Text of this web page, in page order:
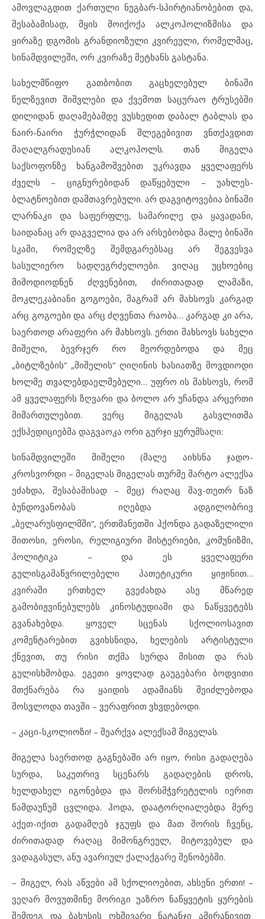
ამოვლაგდით ქართული ნუგბარ-სპირტიანობებით და,
შესაბამისად, მყის მოიქოქა ალკოჰოლიზმისა და
ყირაზე დგომის გრანდიოზული კვირეული, რომელმაც,
სინამდვილეში, ორ კვირაზე მეტხანს გასტანა.
სახელმწიფო გათბობით გაცხელებულ ბინაში
წელზევით შიშვლები და ქვემოთ საცურაო ტრუსებში
დილიდან დაღამებამდე ვუსხედით დაბალ ტაბლას და
ნაირ-ნაირი ჭურჭლიდან შლეგებივით ვნთქავდით
მაღალგრადუსიან ალკოჰოლს. თან მიგელა
საქსოფონზე ხანგამოშვებით უკრავდა ყველაფერს
ძველს – ციგნურებიდან დაწყებული – უახლეს-
ბლატნოებით დამთავრებული. არ დაგვიტოვებია ბინაში
ლარნაკი და საფერფლე, სამარილე და ყავადანი,
საიდანაც არ დაგველია და არ არსებობდა მალე ბინაში
სკამი, რომელზე შემდგარებსაც არ შეგვესვა
სასულიერო სადღეგრძელოები. ვიღაც უცხოებიც
მიმოდიოდნენ ძღვენებით, ძირითადად ლამაზი,
მოკლეკაბიანი გოგოები, მაგრამ არ მახსოვს კარგად
არც გოგოები და არც ძღვენთა რაობა… კარგად კი არა,
საერთოდ არაფერი არ მახსოვს. ერთი მახსოვს სახელი
მიშელი, ბევრჯერ რო მეორდებოდა და მეც
„ბიტლზების“ „მიშელის“ ღიღინის ხასიათზე მოვდიოდი
ხოლმე თვალებდაელმებული… უფრო ის მახსოვს, რომ
ამ ყველაფერს ზღვარი და ბოლო არ უჩანდა არცერთი
მიმართულებით. ვერც მიგელას გასვლითმა
ექსპედიციებმა დაგვაოკა ორი გურჯი ყურუმსაღი:
სინამდვილეში მიშელი (მალე აიხსნა ჯადო-
კროსვორდი – მიგელას მიგელას თურმე მარტო ალექსა
ეძახდა, შესაბამისად – მეც) რაღაც შავ-თეთრ ნაზ
ბუნდოვანობას იღებდა ადგილობრივ
„ბელარუსფილმში“, ერთმანეთში ჰქონდა გადაზელილი
მითოსი, ეროსი, რელიგიური მისტერიები, კომუნიზმი,
პოლიტიკა – და ეს ყველაფერი
გულისგამაწვრილებელი პათეტიკური ყიჟინით…
კვირაში ერთხელ გვეძახდა ასე მწარედ
გამობიჟვინებულებს კინოსტუდიაში და ნაწყვეტებს
გვანახებდა. ყოველ სცენას სქოლიოსავით
კომენტარებით გვიხსნიდა, ხელების არტისტული
ქნევით, თუ რისი თქმა სურდა მისით და რას
გულისხმობდა. ეგეთი ყოვლად გაუგებარი ბოდვითი
მთქნარება რა ყაიდის ადამიანს შეიძლებოდა
მოსვლოდა თავში – ვერაფრით ვხვდებოდი.
– კაცი-სკოლიოზი! – შეარქვა ალექსამ მიგელას.
მიგელა საერთოდ გაგნებაში არ იყო, რისი გადაღება
სურდა, საკუთრივ სცენარს გადაღების დროს,
ხელდახელ იგონებდა და შორსმჭვრეტელის იერით
წამდაუწუმ ცვლიდა. ჰოდა, დაატორღიალებდა მერე
აქეთ-იქით გადამღებ ჯგუფს და მათ შორის ჩვენც,
ძირითადად რაღაც მიმონგრეულ, მიტოვებულ და
ვადაგასულ, ანუ ავარიულ ქალაქგარე შენობებში.
– მიგელ, რას აწვები ამ სქოლიოებით, ახსენი ერთი! –
ვეღარ მოვუთმინე მორიგი უაზრო ნაწყვეტის ყურების
შემდეგ და ბახუსის ოხშივარი ნატანჯი ამირანივით